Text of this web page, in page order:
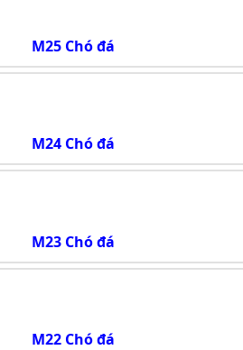
M25 Chó đá
M24 Chó đá
M23 Chó đá
M22 Chó đá